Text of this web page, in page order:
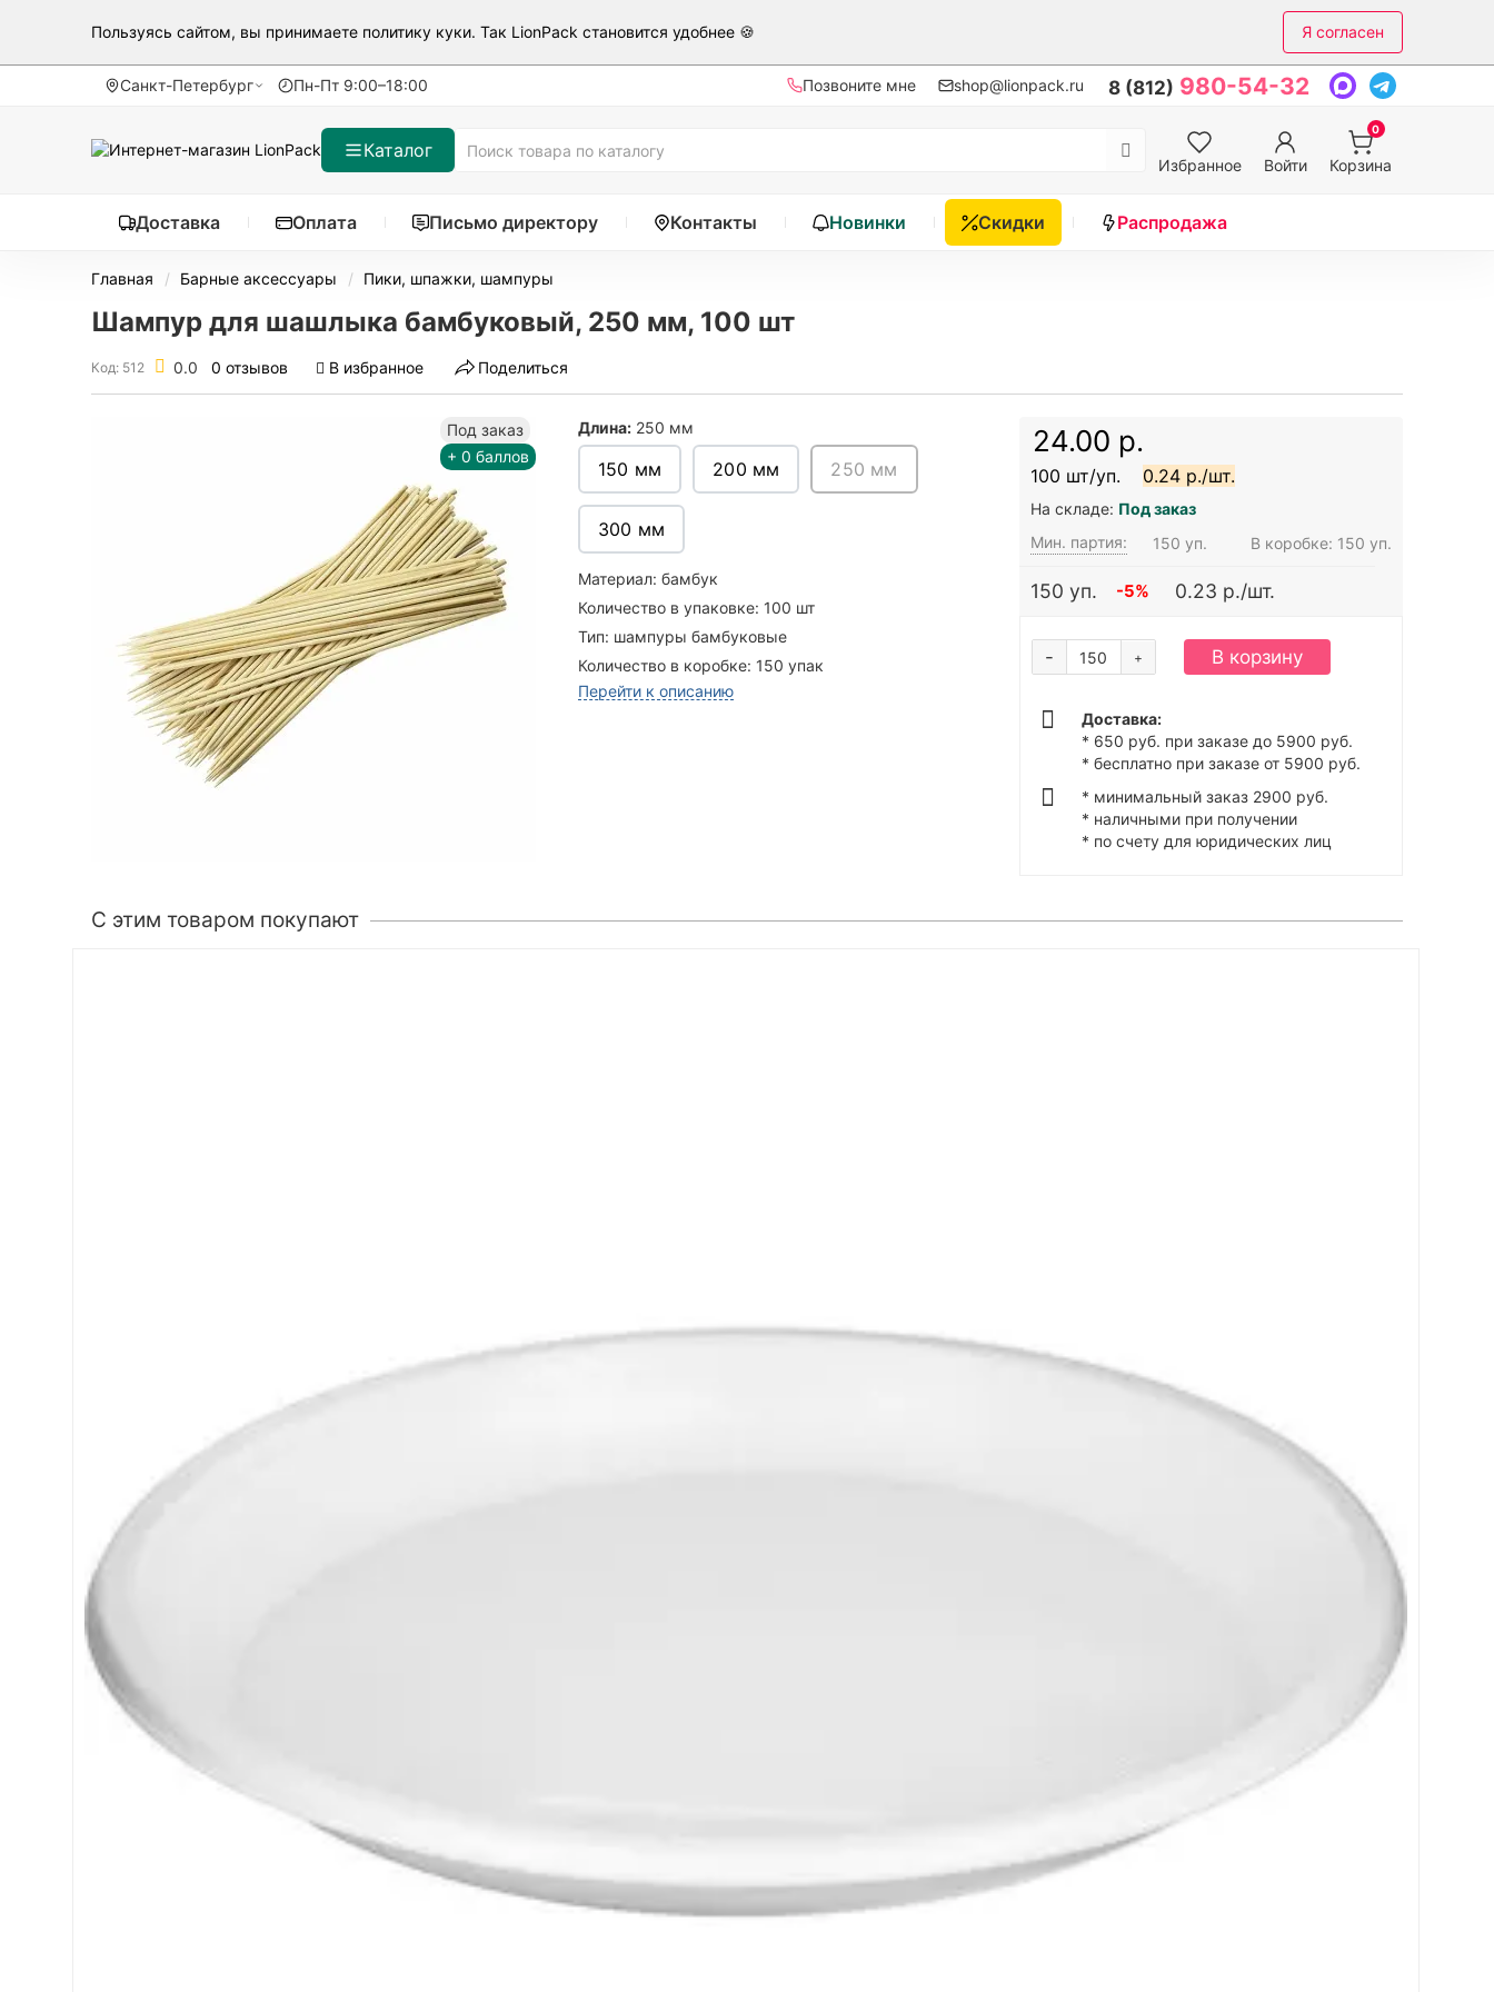
Пользуясь сайтом, вы принимаете политику куки. Так LionPack становится удобнее 🍪 Я согласен
Санкт-Петербург Пн-Пт 9:00–18:00 Позвоните мне shop@lionpack.ru 8 (812) 980-54-32
Каталог
Избранное Войти
0
Корзина
Доставка Оплата Письмо директору Контакты Новинки Скидки Распродажа
Главная Барные аксессуары Пики, шпажки, шампуры
Шампур для шашлыка бамбуковый, 250 мм, 100 шт
Код: 512 0.0 0 отзывов В избранное Поделиться
Под заказ
+ 0 баллов
Длина: 250 мм
150 мм 200 мм 250 мм
300 мм
Материал: бамбук
Количество в упаковке: 100 шт
Тип: шампуры бамбуковые
Количество в коробке: 150 упак
Перейти к описанию
24.00 р.
100 шт/уп. 0.24 р./шт.
На складе: Под заказ
Мин. партия:
150 уп. В коробке: 150 уп.
150 уп. -5% 0.23 р./шт.
+
- В корзину
Доставка:
* 650 руб. при заказе до 5900 руб.
* бесплатно при заказе от 5900 руб.
* минимальный заказ 2900 руб.
* наличными при получении
* по счету для юридических лиц
C этим товаром покупают